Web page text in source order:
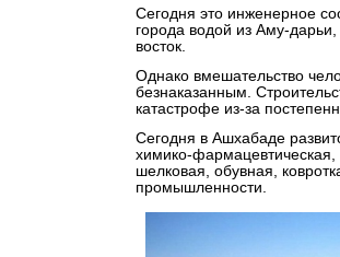
Сегодня это инженерное
города водой из Аму-
восток.
Однако вмешательство
безнаказанным.
катастрофе из-за
Сегодня в Ашхабаде
химико-фармацевтическая,
шелковая, обувная,
промышленности.